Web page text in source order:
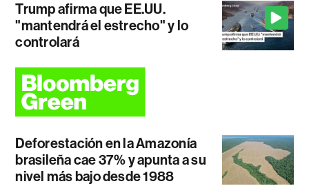
Trump afirma que EE.UU.
"mantendrá el estrecho" y lo
controlará
Deforestación en la Amazonía
brasileña cae 37% y apunta a su
nivel más bajo desde 1988